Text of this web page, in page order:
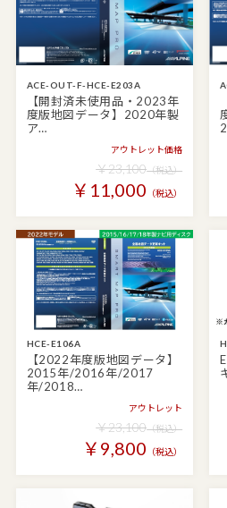
ACE-OUT-F-HCE-E203A
【開封済未使用品・2023年
度版地図データ】2020年製
ア…
アウトレット価格
￥23,100（税込）
￥11,000 （税込）
HCE-E106A
【2022年度版地図データ】
2015年/2016年/2017
年/2018…
アウトレット
￥23,100（税込）
￥9,800 （税込）